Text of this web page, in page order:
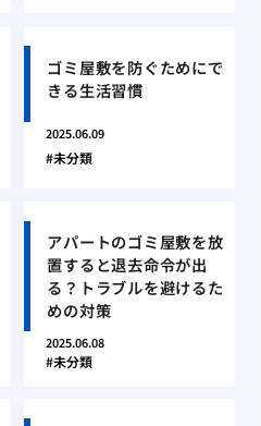
ゴミ屋敷を防ぐためにで
きる生活習慣
2025.06.09
未分類
アパートのゴミ屋敷を放
置すると退去命令が出
る？トラブルを避けるた
めの対策
2025.06.08
未分類